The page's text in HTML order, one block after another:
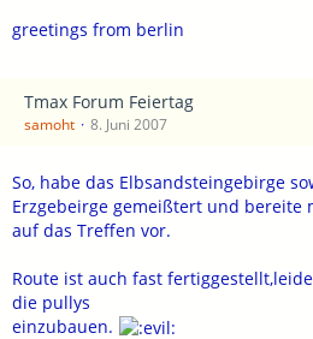
greetings from berlin
Tmax Forum Feiertag
samoht 8. Juni 2007
So, habe das Elbsandsteingebirge
Erzgebeirge gemeißtert und bereite
auf das Treffen vor.
Route ist auch fast
die pullys
einzubauen.